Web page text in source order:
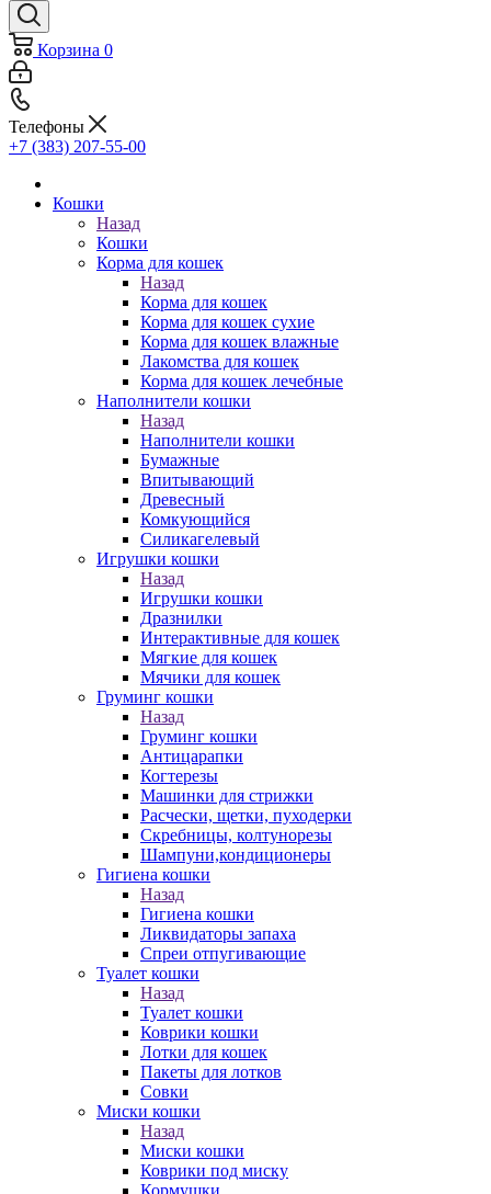
Корзина 0
Телефоны
+7 (383) 207-55-00
Кошки
Назад
Кошки
Корма для кошек
Назад
Корма для кошек
Корма для кошек сухие
Корма для кошек влажные
Лакомства для кошек
Корма для кошек лечебные
Наполнители кошки
Назад
Наполнители кошки
Бумажные
Впитывающий
Древесный
Комкующийся
Силикагелевый
Игрушки кошки
Назад
Игрушки кошки
Дразнилки
Интерактивные для кошек
Мягкие для кошек
Мячики для кошек
Груминг кошки
Назад
Груминг кошки
Антицарапки
Когтерезы
Машинки для стрижки
Расчески, щетки, пуходерки
Скребницы, колтунорезы
Шампуни,кондиционеры
Гигиена кошки
Назад
Гигиена кошки
Ликвидаторы запаха
Спреи отпугивающие
Туалет кошки
Назад
Туалет кошки
Коврики кошки
Лотки для кошек
Пакеты для лотков
Совки
Миски кошки
Назад
Миски кошки
Коврики под миску
Кормушки